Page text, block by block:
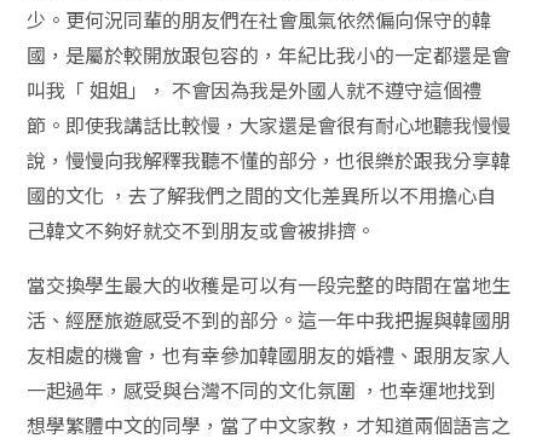
少。更何況同輩的朋友們在社會風氣依然偏向保守的韓
國，是屬於較開放跟包容的，年紀比我小的一定都還是會
叫我「 姐姐」， 不會因為我是外國人就不遵守這個禮
節。即使我講話比較慢，大家還是會很有耐心地聽我慢慢
說，慢慢向我解釋我聽不懂的部分，也很樂於跟我分享韓
國的文化 ，去了解我們之間的文化差異所以不用擔心自
己韓文不夠好就交不到朋友或會被排擠。
當交換學生最大的收穫是可以有一段完整的時間在當地生
活、經歷旅遊感受不到的部分。這一年中我把握與韓國朋
友相處的機會，也有幸參加韓國朋友的婚禮、跟朋友家人
一起過年，感受與台灣不同的文化氛圍 ，也幸運地找到
想學繁體中文的同學，當了中文家教，才知道兩個語言之